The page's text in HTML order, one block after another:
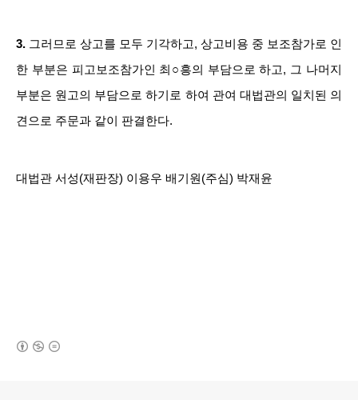
3. 그러므로 상고를 모두 기각하고, 상고비용 중 보조참가로 인
한 부분은 피고보조참가인 최○흥의 부담으로 하고, 그 나머지
부분은 원고의 부담으로 하기로 하여 관여 대법관의 일치된 의
견으로 주문과 같이 판결한다.
대법관 서성(재판장) 이용우 배기원(주심) 박재윤